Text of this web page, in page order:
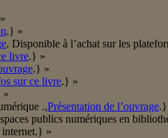
.} »
. Disponible à l’achat sur les
livre.} »
.} »
sur ce livre.} »
»
.,Présentation de l’ouvrage.}
publics numériques en
»